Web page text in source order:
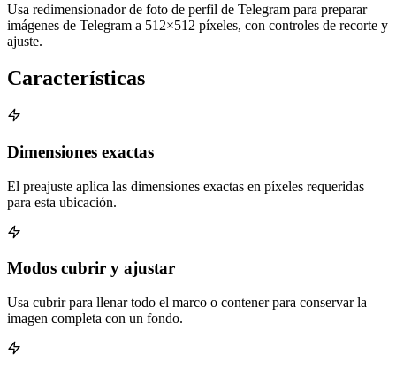
Usa redimensionador de foto de perfil de Telegram para preparar
imágenes de Telegram a 512×512 píxeles, con controles de recorte y
ajuste.
Características
Dimensiones exactas
El preajuste aplica las dimensiones exactas en píxeles requeridas
para esta ubicación.
Modos cubrir y ajustar
Usa cubrir para llenar todo el marco o contener para conservar la
imagen completa con un fondo.